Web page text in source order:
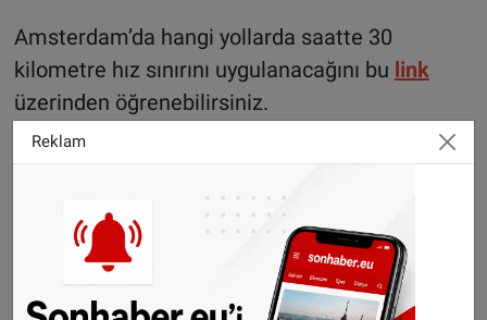
Amsterdam’da hangi yollarda saatte 30
kilometre hız sınırını uygulanacağını bu link
üzerinden öğrenebilirsiniz.
©Sonhaber.eu
aberlerimizi gram hesabımızdan da takip
edebilirsiniz.
Reklam